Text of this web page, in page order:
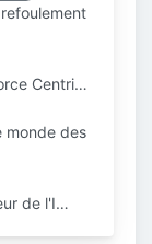
Centri…
monde des
de l'I…